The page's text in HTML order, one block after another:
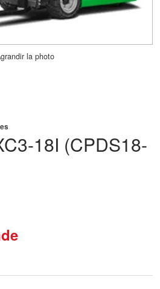
la photo
18I (CPDS18-